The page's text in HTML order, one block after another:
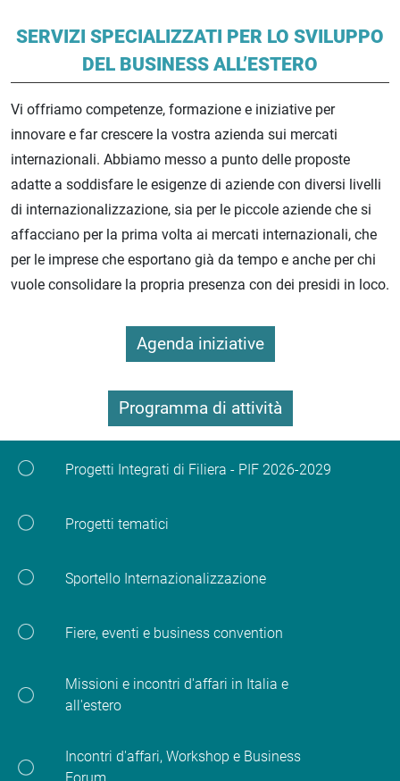
SERVIZI SPECIALIZZATI PER LO SVILUPPO
DEL BUSINESS ALL’ESTERO
Vi offriamo competenze, formazione e iniziative per
innovare e far crescere la vostra azienda sui mercati
internazionali. Abbiamo messo a punto delle proposte
adatte a soddisfare le esigenze di aziende con diversi livelli
di internazionalizzazione, sia per le piccole aziende che si
affacciano per la prima volta ai mercati internazionali, che
per le imprese che esportano già da tempo e anche per chi
vuole consolidare la propria presenza con dei presidi in loco.
Agenda iniziative
Programma di attività
Progetti Integrati di Filiera - PIF 2026-2029
Progetti tematici
Sportello Internazionalizzazione
Fiere, eventi e business convention
Missioni e incontri d'affari in Italia e
all'estero
Incontri d'affari, Workshop e Business